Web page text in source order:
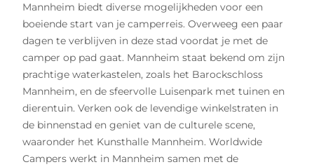
Mannheim biedt diverse mogelijkheden voor een
boeiende start van je camperreis. Overweeg een paar
dagen te verblijven in deze stad voordat je met de
camper op pad gaat. Mannheim staat bekend om zijn
prachtige waterkastelen, zoals het Barockschloss
Mannheim, en de sfeervolle Luisenpark met tuinen en
dierentuin. Verken ook de levendige winkelstraten in
de binnenstad en geniet van de culturele scene,
waaronder het Kunsthalle Mannheim. Worldwide
Campers werkt in Mannheim samen met de